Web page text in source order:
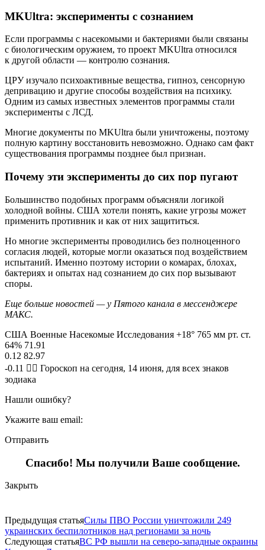
MKUltra: эксперименты с сознанием
Если программы с насекомыми и бактериями были связаны
с биологическим оружием, то проект MKUltra относился
к другой области — контролю сознания.
ЦРУ изучало психоактивные вещества, гипноз, сенсорную
депривацию и другие способы воздействия на психику.
Одним из самых известных элементов программы стали
эксперименты с ЛСД.
Многие документы по MKUltra были уничтожены, поэтому
полную картину восстановить невозможно. Однако сам факт
существования программы позднее был признан.
Почему эти эксперименты до сих пор пугают
Большинство подобных программ объясняли логикой
холодной войны. США хотели понять, какие угрозы может
применить противник и как от них защититься.
Но многие эксперименты проводились без полноценного
согласия людей, которые могли оказаться под воздействием
испытаний. Именно поэтому истории о комарах, блохах,
бактериях и опытах над сознанием до сих пор вызывают
споры.
Еще больше новостей — у Пятого канала в мессенджере
МАКС.
США Военные Насекомые Исследования +18° 765 мм рт. ст.
64% 71.91
0.12 82.97
-0.11 🧙‍♀ Гороскоп на сегодня, 14 июня, для всех знаков
зодиака
Нашли ошибку?
Укажите ваш email:
Отправить
Спасибо! Мы получили Ваше сообщение.
Закрыть
Предыдущая статьяСилы ПВО России уничтожили 249
украинских беспилотников над регионами за ночь
Следующая статьяВС РФ вышли на северо-западные окраины